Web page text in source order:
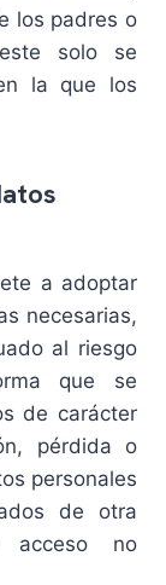
los padres o
solo se
la que los
a adoptar
necesarias,
al riesgo
que se
de carácter
pérdida o
personales
de otra
no